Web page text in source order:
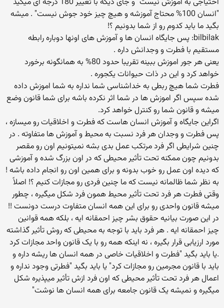
"انسان 100% محتاج آموزشه و هیچ چیز خود جوش نیست" . میشه
بگید ما باید کدوم رو از شما بدونیم ؟!
bilbilak: پس جایگاه انسان ها و آموزش های اونها دوباره رابطه
مستقیم با فطرت و وجدانش داره .
یعنی هر جور اموزش ببینه تقریبا حدود 80% به همانگونه برخورد
خواهد کرد و این در ذات حیوانات یکجوره .
فطرت شما هیچ ربطی به خداشناسی شما نداره به شما اموزش داده
شده سپس اگر اموزش ها در شما اثر نکرده باشه برای شما قانون وضع
میشه و قانون شما رو کنترل خواهد کرد.
اگراین جایگاه و آموزش انسان هاست كه فطرت و اخلاقیات رو میسازه ،
پس فطرت و وجدان هر فرد نسبت به محیط و آموزش ها متفاوته . در
چنین شرایطی اگر فرد مرتكب عمل بدی بشه نمیتونیم اون رو مقصر
بدونیم چون ممكنه تحت تأثیر محیطی که در اون بزرگ شده و آموزشی
که دیده اون عمل رو خوب بدونه و برای همین اون رو انجام داده باشه !
به نظر شما ظالمانه نیست که ما چنین فردی رو مجازات کنیم ؟! اصلاً
وقتی فطرت هر فرد تحت تأثیر محیط همون فرد شکل میگیره ، چطور
میشه قانون واحدی رو برای این همه انسان متفاوت درست دونست !!
در این صورت بیانیه حقوق بشر چیز احمقانه ایه ، بلکه همه قوانین
چیز احمقانه ایه . هر فرد باید با توجه به محیطی که روش تأثیر گذاشته
مورد ارزیابی قرار بگیره ، نه اینکه همه رو با یک قانون واحد مجازات کرد
.یا باید بگید "فطرت و اخلاقیات خاصی در همه انسان ها ریشه داره و
باید با قانون مجرمین رو مجازات کرد" یا باید بگید "فطرتی وجود نداره و
اعمال هر فرد تحت تأثیر محیطی که اون فرد ازش تأثیر میپذیره شکل
میگیره و نمیشه یک قانون جامعه برای همه انسان ها نوشت"